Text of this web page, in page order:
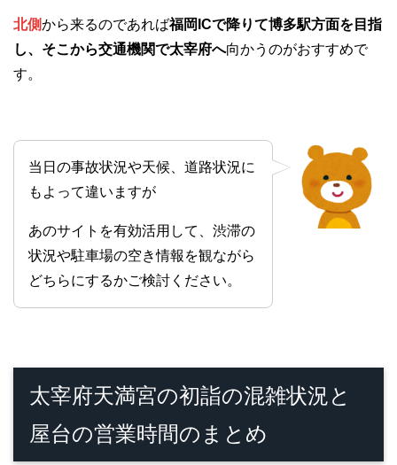
北側から来るのであれば福岡ICで降りて博多駅方面を目指
し、そこから交通機関で太宰府へ向かうのがおすすめで
す。
当日の事故状況や天候、道路状況に
もよって違いますが
あのサイトを有効活用して、渋滞の
状況や駐車場の空き情報を観ながら
どちらにするかご検討ください。
太宰府天満宮の初詣の混雑状況と
屋台の営業時間のまとめ